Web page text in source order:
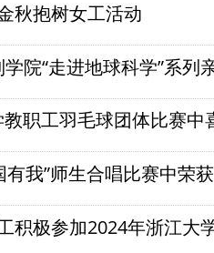
秋抱树女工活动